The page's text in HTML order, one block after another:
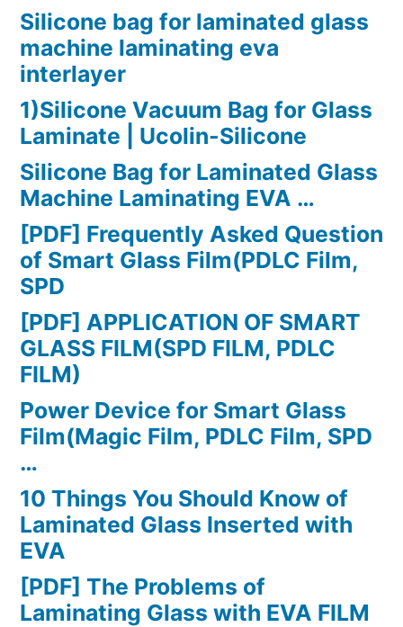
Silicone bag for laminated glass
machine laminating eva
interlayer
1)Silicone Vacuum Bag for Glass
Laminate | Ucolin-Silicone
Silicone Bag for Laminated Glass
Machine Laminating EVA …
[PDF] Frequently Asked Question
of Smart Glass Film(PDLC Film,
SPD
[PDF] APPLICATION OF SMART
GLASS FILM(SPD FILM, PDLC
FILM)
Power Device for Smart Glass
Film(Magic Film, PDLC Film, SPD
…
10 Things You Should Know of
Laminated Glass Inserted with
EVA
[PDF] The Problems of
Laminating Glass with EVA FILM